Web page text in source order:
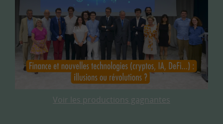
Voir les productions gagnantes